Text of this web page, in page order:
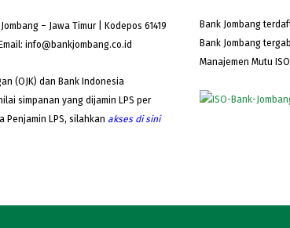
– Jawa Timur | Kodepos 61419
info@bankjombang.co.id
(OJK) dan Bank Indonesia
simpanan yang dijamin LPS per
Penjamin LPS, silahkan akses di sini
Bank Jombang
Bank Jombang
Manajemen Mutu